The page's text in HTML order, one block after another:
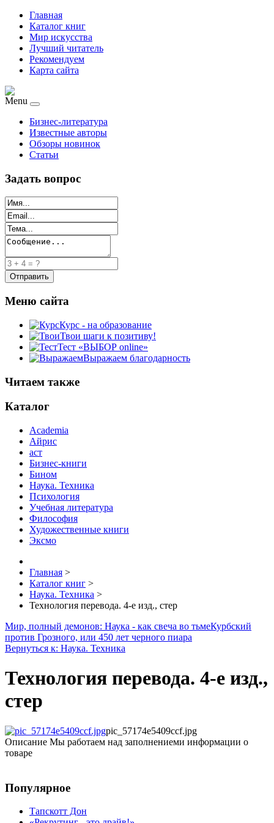
Главная
Каталог книг
Мир искусства
Лучший читатель
Рекомендуем
Карта сайта
Menu
Бизнес-литература
Известные авторы
Обзоры новинок
Статьи
Задать вопрос
Меню сайта
Курс - на образование
Твои шаги к позитиву!
Тест «ВЫБОР online»
Выражаем благодарность
Читаем также
Каталог
Academia
Айрис
аст
Бизнес-книги
Бином
Наука. Техника
Психология
Учебная литература
Философия
Художественные книги
Эксмо
Главная >
Каталог книг >
Наука. Техника >
Технология перевода. 4-е изд., стер
Мир, полный демонов: Наука - как свеча во тьмеКурбский
против Грозного, или 450 лет черного пиара
Вернуться к: Наука. Техника
Технология перевода. 4-е изд.,
стер
pic_57174e5409ccf.jpg
Описание Мы работаем над заполнениеми информации о
товаре
Популярное
Тапскотт Дон